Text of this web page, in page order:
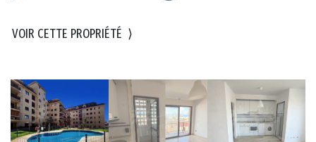
VOIR CETTE PROPRIÉTÉ ⟩